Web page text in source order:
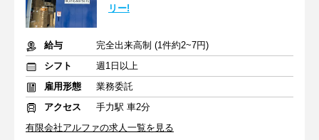
リー!
給与
完全出来高制 (1件約2~7円)
シフト
週1日以上
雇用形態
業務委託
アクセス
手力駅 車2分
有限会社アルファの求人一覧を見る